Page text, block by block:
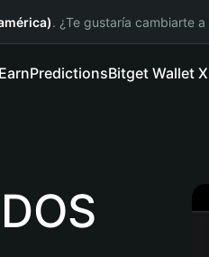
. ¿Te gustaría cambiarte a
EarnPredictionsBitget Wallet X